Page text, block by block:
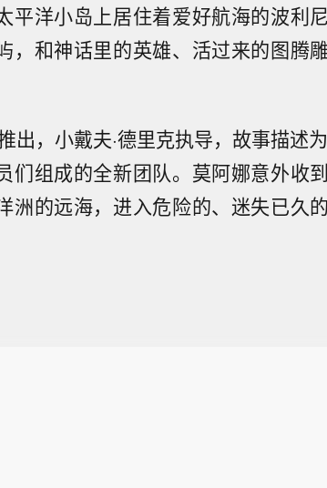
平洋小岛上居住着爱好航海的波利
，和神话里的英雄、活过来的图腾
出，小戴夫·德里克执导，故事描述
们组成的全新团队。莫阿娜意外收
洲的远海，进入危险的、迷失已久